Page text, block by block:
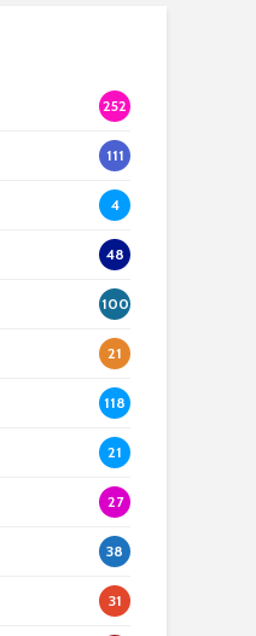
252
111
4
48
100
21
118
21
27
38
31